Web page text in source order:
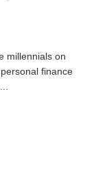
millennials on
finance